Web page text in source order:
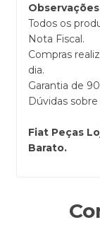
Todos os
Nota Fiscal.
Compras
dia.
Garantia de
Dúvidas
Fiat Peças
Barato.